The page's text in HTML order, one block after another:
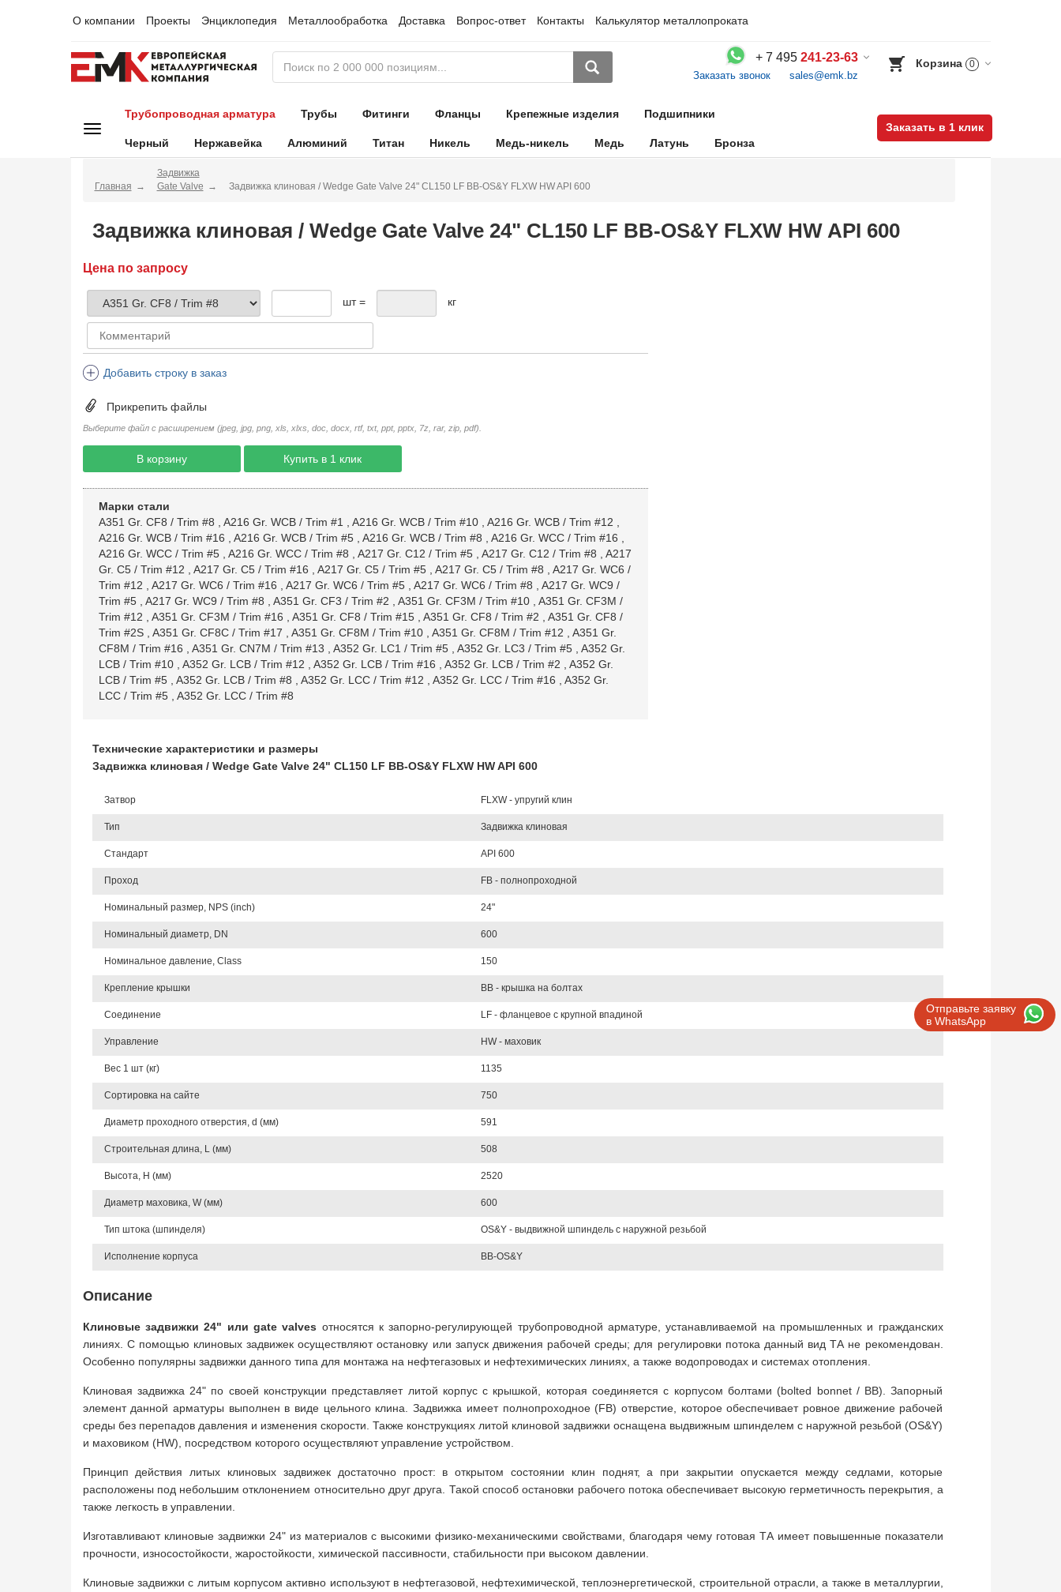
О компании Проекты Энциклопедия Металлообработка Доставка Вопрос-ответ Контакты Калькулятор металлопроката
+ 7 495 241-23-63
Заказать звонок sales@emk.bz
Корзина 0
Трубопроводная арматура Трубы Фитинги Фланцы Крепежные изделия Подшипники
Черный Нержавейка Алюминий Титан Никель Медь-никель Медь Латунь Бронза
Заказать в 1 клик
Отправьте заявку
в WhatsApp
Главная
Задвижка
Gate Valve
Задвижка клиновая / Wedge Gate Valve 24" CL150 LF BB-OS&Y FLXW HW API 600
Задвижка клиновая / Wedge Gate Valve 24" CL150 LF BB-OS&Y FLXW HW API 600
Цена по запросу
шт = кг
Добавить строку в заказ
Прикрепить файлы
Выберите файл с расширением (jpeg, jpg, png, xls, xlxs, doc, docx, rtf, txt, ppt, pptx, 7z, rar, zip, pdf).
В корзину Купить в 1 клик
Марки стали
A351 Gr. CF8 / Trim #8
A216 Gr. WCB / Trim #1 A216 Gr. WCB / Trim #10, A216 Gr. WCB / Trim #12
A216 Gr. WCB / Trim #16
A216 Gr. WCB / Trim #5, A216 Gr. WCB / Trim #8 A216 Gr. WCC / Trim #16
A216 Gr. WCC / Trim #5, A216 Gr. WCC / Trim #8 A217 Gr. C12 / Trim #5, A217 Gr. C12 / Trim #8
A217
Gr. C5 / Trim #12
A217 Gr. C5 / Trim #16 A217 Gr. C5 / Trim #5, A217 Gr. C5 / Trim #8
A217 Gr. WC6 /
Trim #12
A217 Gr. WC6 / Trim #16 A217 Gr. WC6 / Trim #5, A217 Gr. WC6 / Trim #8
A217 Gr. WC9 /
Trim #5, A217 Gr. WC9 / Trim #8 A351 Gr. CF3 / Trim #2 A351 Gr. CF3M / Trim #10, A351 Gr. CF3M /
Trim #12
A351 Gr. CF3M / Trim #16 A351 Gr. CF8 / Trim #15, A351 Gr. CF8 / Trim #2
A351 Gr. CF8 /
Trim #2S, A351 Gr. CF8C / Trim #17 A351 Gr. CF8M / Trim #10, A351 Gr. CF8M / Trim #12
A351 Gr.
CF8M / Trim #16
A351 Gr. CN7M / Trim #13 A352 Gr. LC1 / Trim #5, A352 Gr. LC3 / Trim #5, A352 Gr.
LCB / Trim #10, A352 Gr. LCB / Trim #12 A352 Gr. LCB / Trim #16 A352 Gr. LCB / Trim #2
A352 Gr.
LCB / Trim #5, A352 Gr. LCB / Trim #8 A352 Gr. LCC / Trim #12 A352 Gr. LCC / Trim #16
A352 Gr.
LCC / Trim #5, A352 Gr. LCC / Trim #8
Технические характеристики и размеры
Задвижка клиновая / Wedge Gate Valve 24" CL150 LF BB-OS&Y FLXW HW API 600
Затвор FLXW - упругий клин
Тип Задвижка клиновая
Стандарт API 600
Проход FB - полнопроходной
Номинальный размер, NPS (inch) 24"
Номинальный диаметр, DN 600
Номинальное давление, Class 150
Крепление крышки BB - крышка на болтах
Соединение LF - фланцевое с крупной впадиной
Управление HW - маховик
Вес 1 шт (кг) 1135
Сортировка на сайте 750
Диаметр проходного отверстия, d (мм) 591
Строительная длина, L (мм) 508
Высота, Н (мм) 2520
Диаметр маховика, W (мм) 600
Тип штока (шпинделя) OS&Y - выдвижной шпиндель с наружной резьбой
Исполнение корпуса BB-OS&Y
Описание
Клиновые задвижки 24" или gate valves относятся к запорно-регулирующей трубопроводной арматуре, устанавливаемой на промышленных и гражданских
линиях. С помощью клиновых задвижек осуществляют остановку или запуск движения рабочей среды; для регулировки потока данный вид ТА не рекомендован.
Особенно популярны задвижки данного типа для монтажа на нефтегазовых и нефтехимических линиях, а также водопроводах и системах отопления.
Клиновая задвижка 24" по своей конструкции представляет литой корпус с крышкой, которая соединяется с корпусом болтами (bolted bonnet / BB). Запорный
элемент данной арматуры выполнен в виде цельного клина. Задвижка имеет полнопроходное (FB) отверстие, которое обеспечивает ровное движение рабочей
среды без перепадов давления и изменения скорости. Также конструкциях литой клиновой задвижки оснащена выдвижным шпинделем с наружной резьбой (OS&Y)
и маховиком (HW), посредством которого осуществляют управление устройством.
Принцип действия литых клиновых задвижек достаточно прост: в открытом состоянии клин поднят, а при закрытии опускается между седлами, которые
расположены под небольшим отклонением относительно друг друга. Такой способ остановки рабочего потока обеспечивает высокую герметичность перекрытия, а
также легкость в управлении.
Изготавливают клиновые задвижки 24" из материалов с высокими физико-механическими свойствами, благодаря чему готовая ТА имеет повышенные показатели
прочности, износостойкости, жаростойкости, химической пассивности, стабильности при высоком давлении.
Клиновые задвижки с литым корпусом активно используют в нефтегазовой, нефтехимической, теплоэнергетической, строительной отрасли, а также в металлургии,